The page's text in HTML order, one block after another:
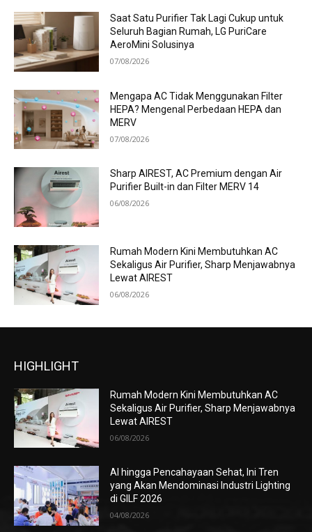
Saat Satu Purifier Tak Lagi Cukup untuk
Seluruh Bagian Rumah, LG PuriCare
AeroMini Solusinya
07/08/2026
Mengapa AC Tidak Menggunakan Filter
HEPA? Mengenal Perbedaan HEPA dan
MERV
07/08/2026
Sharp AIREST, AC Premium dengan Air
Purifier Built-in dan Filter MERV 14
06/08/2026
Rumah Modern Kini Membutuhkan AC
Sekaligus Air Purifier, Sharp Menjawabnya
Lewat AIREST
06/08/2026
HIGHLIGHT
Rumah Modern Kini Membutuhkan AC
Sekaligus Air Purifier, Sharp Menjawabnya
Lewat AIREST
06/08/2026
AI hingga Pencahayaan Sehat, Ini Tren
yang Akan Mendominasi Industri Lighting
di GILF 2026
04/08/2026